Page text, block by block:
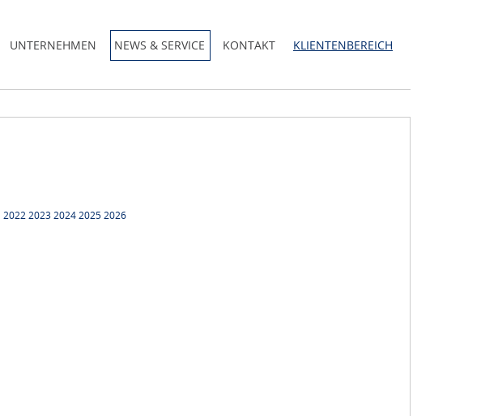
UNTERNEHMEN NEWS & SERVICE KONTAKT KLIENTENBEREICH
20222023202420252026